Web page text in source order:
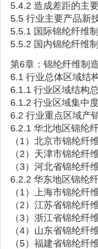
5.4.2 造成差距的主
5.5 行业主要产品新
5.5.1 国际锦纶纤维
5.5.2 国内锦纶纤维
第6章：锦纶纤维制
6.1 行业总体区域结
6.1.1 行业区域结构
6.1.2 行业区域集中
6.2 行业重点区域产
6.2.1 华北地区锦纶
（1）北京市锦纶纤
（2）天津市锦纶纤
（3）河北省锦纶纤
6.2.2 华东地区锦纶
（1）上海市锦纶纤
（2）江苏省锦纶纤
（3）浙江省锦纶纤
（4）山东省锦纶纤
（5）福建省锦纶纤